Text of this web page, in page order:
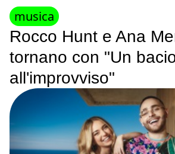
musica
Rocco Hunt e Ana
tornano con "Un
all'improvviso"